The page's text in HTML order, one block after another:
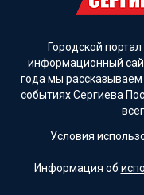
Городской
информационный
года мы
событиях Сергиева
Условия
Информация об